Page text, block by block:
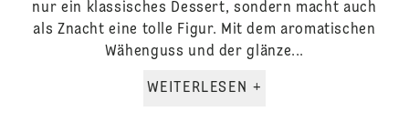
nur ein klassisches Dessert, sondern macht auch
als Znacht eine tolle Figur. Mit dem aromatischen
Wähenguss und der glänze...
WEITERLESEN +